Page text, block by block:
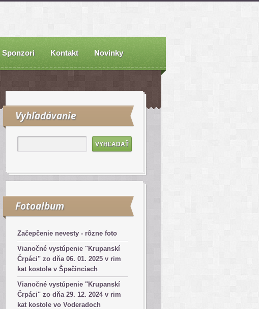
Sponzori Kontakt Novinky
Vyhľadávanie
Fotoalbum
Začepčenie nevesty - rôzne foto
Vianočné vystúpenie "Krupanskí
Črpáci" zo dňa 06. 01. 2025 v rim
kat kostole v Špačinciach
Vianočné vystúpenie "Krupanskí
Črpáci" zo dňa 29. 12. 2024 v rim
kat kostole vo Voderadoch